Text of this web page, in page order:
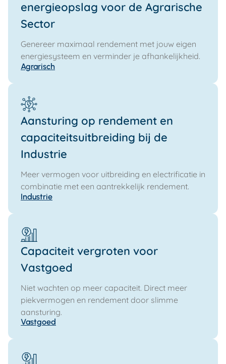
energieopslag voor de Agrarische
Sector
Genereer maximaal rendement met jouw eigen
energiesysteem en verminder je afhankelijkheid.
Agrarisch
Aansturing op rendement en
capaciteitsuitbreiding bij de
Industrie
Meer vermogen voor uitbreiding en electrificatie in
combinatie met een aantrekkelijk rendement.
Industrie
Capaciteit vergroten voor
Vastgoed
Niet wachten op meer capaciteit. Direct meer
piekvermogen en rendement door slimme
aansturing.
Vastgoed